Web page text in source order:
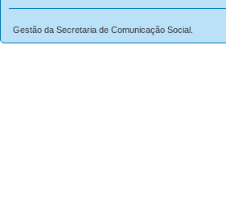
Gestão da Secretaria de Comunicação Social.